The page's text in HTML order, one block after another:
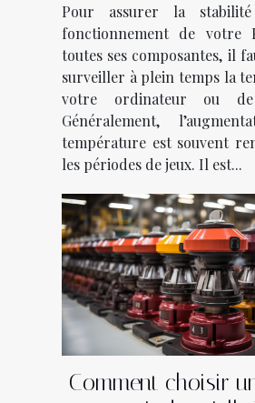
Pour assurer la
fonctionnement de votre
toutes ses composantes, il
surveiller à plein temps la
votre ordinateur ou
Généralement,
température est souvent
les périodes de jeux. Il est...
Comment choisir